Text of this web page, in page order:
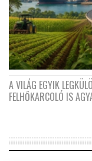
A VILÁG EGYIK
FELHŐKARCOLÓ IS